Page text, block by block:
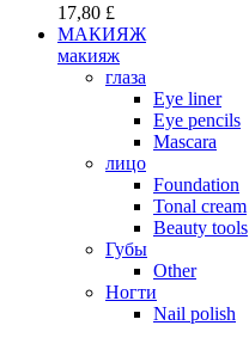
17,80 £
МАКИЯЖ
макияж
глаза
Eye liner
Eye pencils
Mascara
лицо
Foundation
Tonal cream
Beauty tools
Губы
Other
Ногти
Nail polish